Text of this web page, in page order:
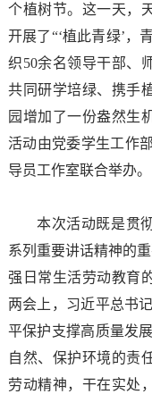
个植树节。这一天，
开展了“‘植此青绿’，
织50余名领导干部、
共同研学培绿、携手
园增加了一份盎然生
活动由党委学生工作
导员工作室联合举办。
本次活动既是贯
系列重要讲话精神的
强日常生活劳动教育
两会上，习近平总书
平保护支撑高质量发
自然、保护环境的责
劳动精神，干在实处